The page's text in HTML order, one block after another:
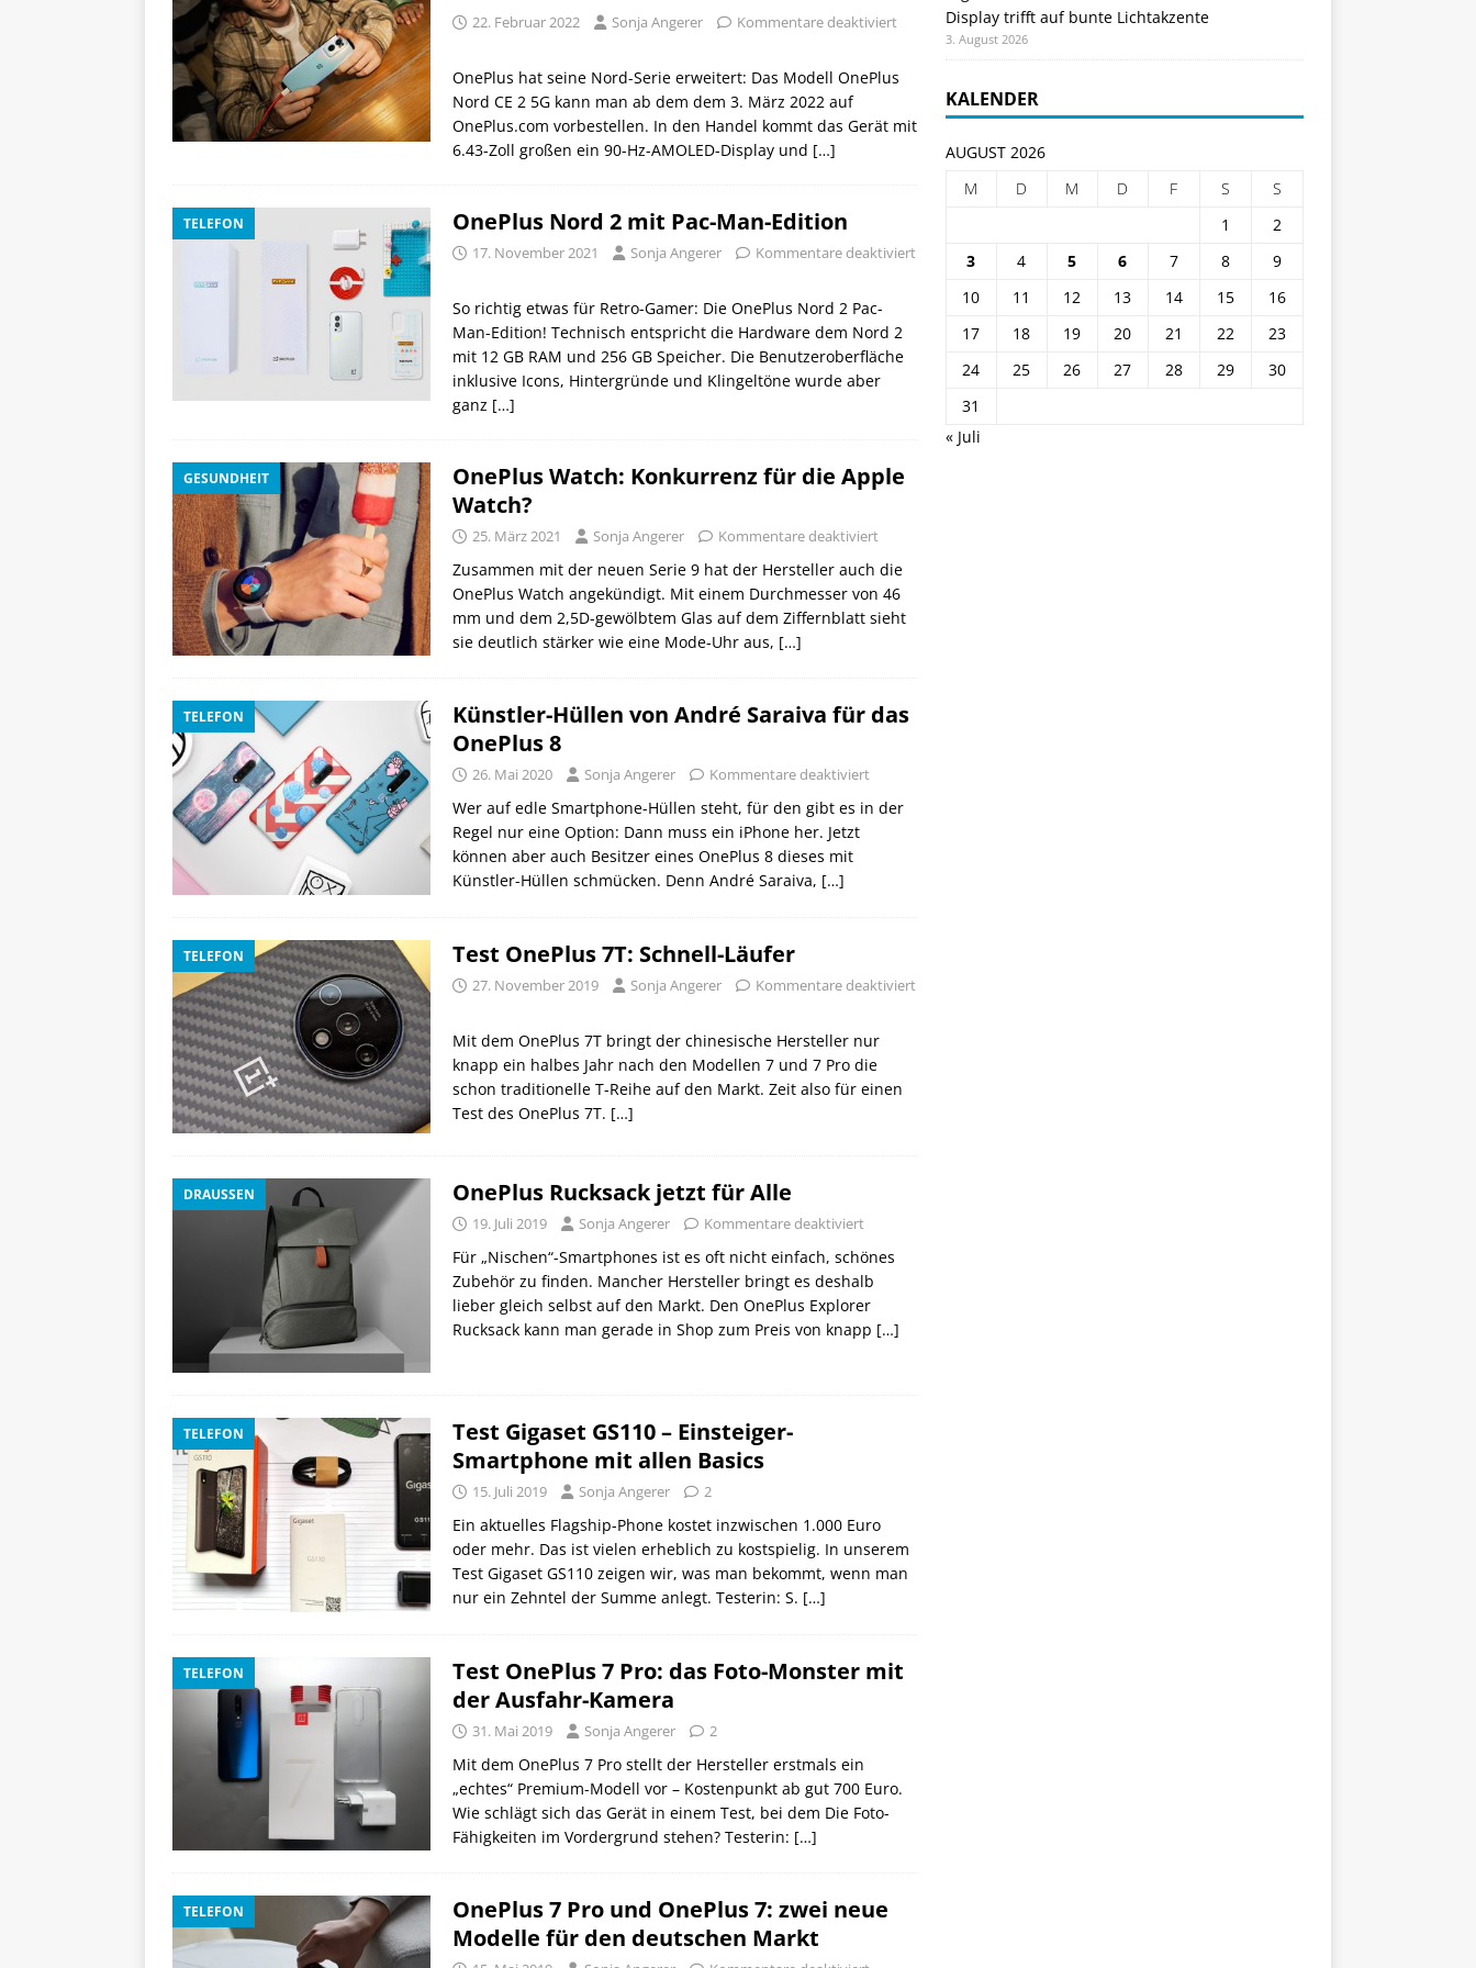
22. Februar 2022 Sonja Angerer Kommentare deaktiviert
OnePlus hat seine Nord-Serie erweitert: Das Modell OnePlus
Nord CE 2 5G kann man ab dem dem 3. März 2022 auf
OnePlus.com vorbestellen. In den Handel kommt das Gerät mit
6.43-Zoll großen ein 90-Hz-AMOLED-Display und […]
TELEFON OnePlus Nord 2 mit Pac-Man-Edition
17. November 2021 Sonja Angerer Kommentare deaktiviert
So richtig etwas für Retro-Gamer: Die OnePlus Nord 2 Pac-
Man-Edition! Technisch entspricht die Hardware dem Nord 2
mit 12 GB RAM und 256 GB Speicher. Die Benutzeroberfläche
inklusive Icons, Hintergründe und Klingeltöne wurde aber
ganz […]
GESUNDHEIT
OnePlus Watch: Konkurrenz für die Apple
Watch?
25. März 2021 Sonja Angerer Kommentare deaktiviert
Zusammen mit der neuen Serie 9 hat der Hersteller auch die
OnePlus Watch angekündigt. Mit einem Durchmesser von 46
mm und dem 2,5D-gewölbtem Glas auf dem Ziffernblatt sieht
sie deutlich stärker wie eine Mode-Uhr aus, […]
TELEFON
Künstler-Hüllen von André Saraiva für das
OnePlus 8
26. Mai 2020 Sonja Angerer Kommentare deaktiviert
Wer auf edle Smartphone-Hüllen steht, für den gibt es in der
Regel nur eine Option: Dann muss ein iPhone her. Jetzt
können aber auch Besitzer eines OnePlus 8 dieses mit
Künstler-Hüllen schmücken. Denn André Saraiva, […]
TELEFON Test OnePlus 7T: Schnell-Läufer
27. November 2019 Sonja Angerer Kommentare deaktiviert
Mit dem OnePlus 7T bringt der chinesische Hersteller nur
knapp ein halbes Jahr nach den Modellen 7 und 7 Pro die
schon traditionelle T-Reihe auf den Markt. Zeit also für einen
Test des OnePlus 7T. […]
DRAUSSEN OnePlus Rucksack jetzt für Alle
19. Juli 2019 Sonja Angerer Kommentare deaktiviert
Für „Nischen“-Smartphones ist es oft nicht einfach, schönes
Zubehör zu finden. Mancher Hersteller bringt es deshalb
lieber gleich selbst auf den Markt. Den OnePlus Explorer
Rucksack kann man gerade in Shop zum Preis von knapp […]
TELEFON
Test Gigaset GS110 – Einsteiger-
Smartphone mit allen Basics
15. Juli 2019 Sonja Angerer 2
Ein aktuelles Flagship-Phone kostet inzwischen 1.000 Euro
oder mehr. Das ist vielen erheblich zu kostspielig. In unserem
Test Gigaset GS110 zeigen wir, was man bekommt, wenn man
nur ein Zehntel der Summe anlegt. Testerin: S. […]
TELEFON
Test OnePlus 7 Pro: das Foto-Monster mit
der Ausfahr-Kamera
31. Mai 2019 Sonja Angerer 2
Mit dem OnePlus 7 Pro stellt der Hersteller erstmals ein
„echtes“ Premium-Modell vor – Kostenpunkt ab gut 700 Euro.
Wie schlägt sich das Gerät in einem Test, bei dem Die Foto-
Fähigkeiten im Vordergrund stehen? Testerin: […]
TELEFON
OnePlus 7 Pro und OnePlus 7: zwei neue
Modelle für den deutschen Markt
Display trifft auf bunte Lichtakzente
3. August 2026
KALENDER
AUGUST 2026
M
D M D F S
S
1
2
3
4 5 6 7 8
9
10
11 12 13 14 15
16
17
18 19 20 21 22
23
24
25 26 27 28 29
30
31
« Juli